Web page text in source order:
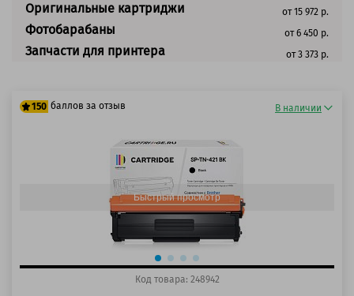
Оригинальные картриджи от 15 972 р.
Фотобарабаны от 6 450 р.
Запчасти для принтера от 3 373 р.
150 баллов за отзыв В наличии
Быстрый просмотр
Код товара: 248942